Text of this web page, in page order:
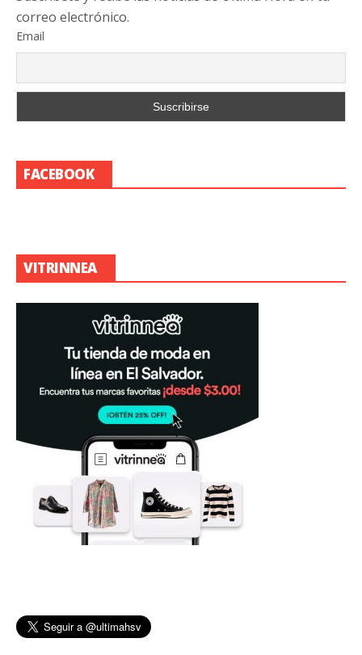
correo electrónico.
Email
FACEBOOK
VITRINNEA